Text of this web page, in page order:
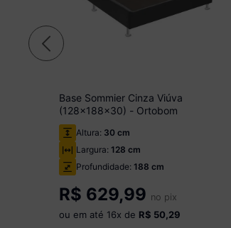
Base Sommier Cinza Viúva
(128x188x30) - Ortobom
Altura: 30 cm
Largura:128 cm
Profundidade:188 cm
R$ 629,99 no pix
ou em até 16x de R$ 50,29